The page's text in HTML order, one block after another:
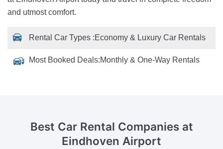
and utmost comfort.
Rental Car Types :Economy & Luxury Car Rentals
Most Booked Deals:Monthly & One-Way Rentals
Best Car Rental Companies at
Eindhoven Airport